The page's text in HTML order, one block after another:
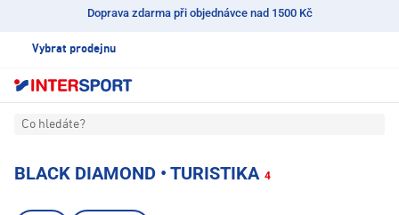
Doprava zdarma při objednávce nad 1500 Kč
Vybrat prodejnu
Co hledáte?
BLACK DIAMOND • TURISTIKA 4